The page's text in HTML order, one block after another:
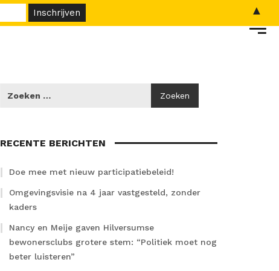
RECENTE BERICHTEN
Doe mee met nieuw participatiebeleid!
Omgevingsvisie na 4 jaar vastgesteld, zonder
kaders
Nancy en Meije gaven Hilversumse
bewonersclubs grotere stem: “Politiek moet nog
beter luisteren”
▲